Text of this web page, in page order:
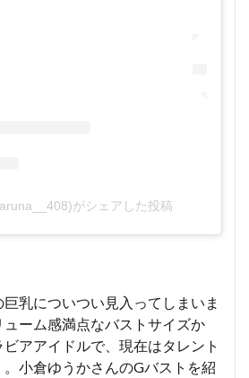
がシェアした投稿
乳についつい見入ってしまいま
ーム感満点なバストサイズか
アアイドルで、現在はタレント
小倉ゆうかさんのGバストを紹